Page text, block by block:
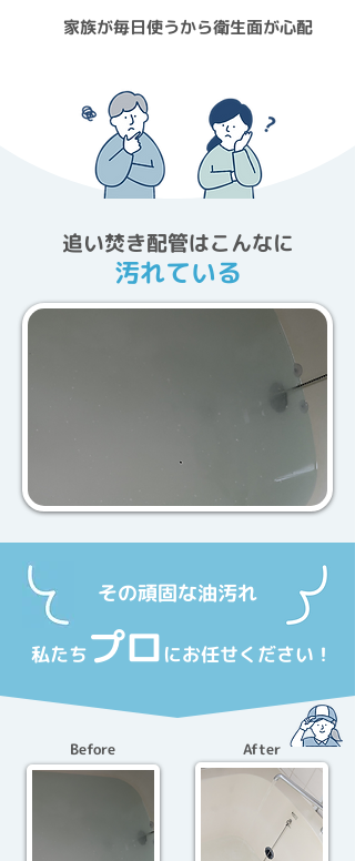
家族が毎日使うから衛生面が心配
追い焚き配管はこんなに
汚れている
その頑固な油汚れ
私たちプロ にお任せください！
Before After